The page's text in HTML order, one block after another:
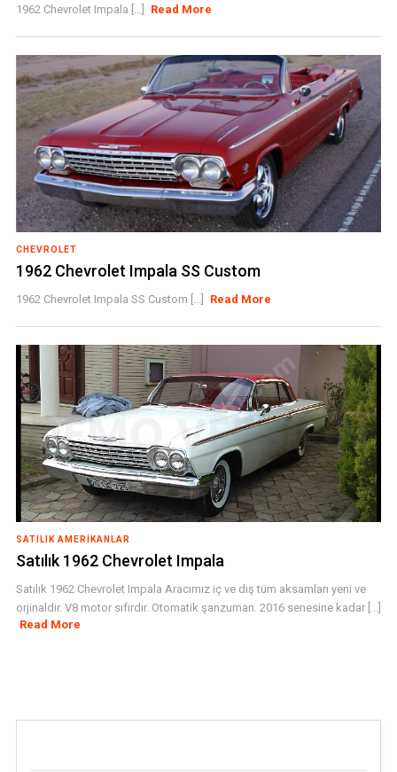
1962 Chevrolet Impala [...] Read More
CHEVROLET
1962 Chevrolet Impala SS Custom
1962 Chevrolet Impala SS Custom [...] Read More
SATILIK AMERIKANLAR
Satılık 1962 Chevrolet Impala
Satılık 1962 Chevrolet Impala Aracımız iç ve dış tüm aksamları yeni ve
orjinaldir. V8 motor sıfırdır. Otomatik şanzuman. 2016 senesine kadar [...]
Read More